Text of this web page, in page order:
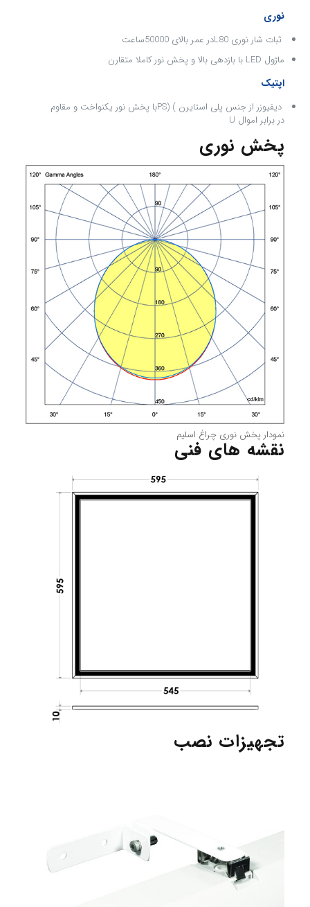
نوری
ثبات شار نوری L80در عمر بالای 50000ساعت
ماژول LED با بازدهی بالا و پخش نور کاملا متقارن
اپتیک
دیفیوزر از جنس پلی استایرن ) (PSبا پخش نور یکنواخت و مقاوم
در برابر اموال U
پخش نوری
نمودار پخش نوری چراغ اسلیم
نقشه های فنی
تجهیزات نصب